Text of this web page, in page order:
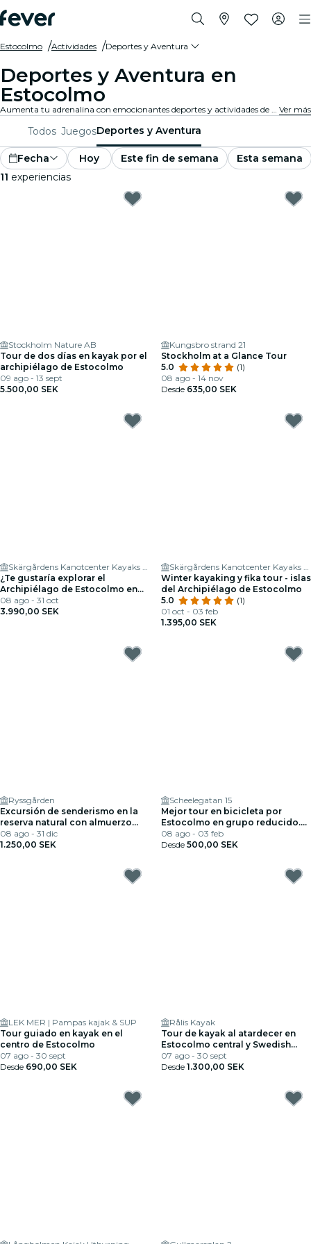
Estocolmo Actividades Deportes y Aventura
Deportes y Aventura en
Estocolmo
Aumenta tu adrenalina con emocionantes deportes y actividades de aventura en Estocolmo. Ya sea que te guste el senderismo, la escalada en roca o los deportes extremos, aquí lo encontrarás. Ver más
Todos JuegosDeportes y Aventura
Fecha Hoy Este fin de semana
Esta semana
11 experiencias
Stockholm Nature AB
Tour de dos días en kayak por el
archipiélago de Estocolmo
09 ago - 13 sept
5.500,00 SEK
Kungsbro strand 21
Stockholm at a Glance Tour
5.0
(1)
08 ago - 14 nov
Desde 635,00 SEK
Skärgårdens Kanotcenter Kayaks & Outdoor
¿Te gustaría explorar el
Archipiélago de Estocolmo en
kayak?
08 ago - 31 oct
3.990,00 SEK
Skärgårdens Kanotcenter Kayaks & Outdoor
Winter kayaking y fika tour - islas
del Archipiélago de Estocolmo
5.0
(1)
01 oct - 03 feb
1.395,00 SEK
Ryssgården
Excursión de senderismo en la
reserva natural con almuerzo
con fuego
08 ago - 31 dic
1.250,00 SEK
Scheelegatan 15
Mejor tour en bicicleta por
Estocolmo en grupo reducido.
¡Inglés, Francés o Español!
08 ago - 03 feb
Desde 500,00 SEK
LEK MER | Pampas kajak & SUP
Tour guiado en kayak en el
centro de Estocolmo
07 ago - 30 sept
Desde 690,00 SEK
Rålis Kayak
Tour de kayak al atardecer en
Estocolmo central y Swedish
Fika
07 ago - 30 sept
Desde 1.300,00 SEK